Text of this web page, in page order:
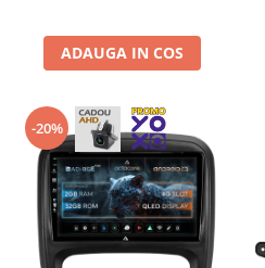
ADAUGA IN COS
-20%